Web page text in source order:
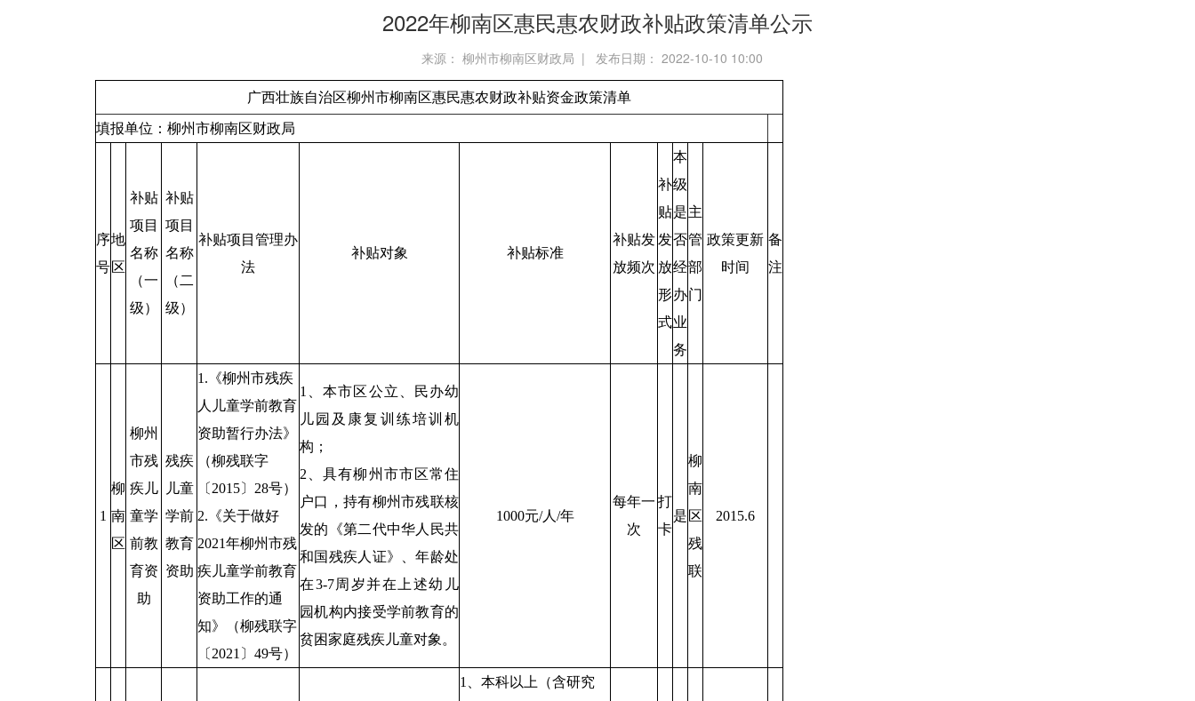
2022年柳南区惠民惠农财政补贴政策清单公示
来源： 柳州市柳南区财政局 | 发布日期： 2022-10-10 10:00
广西壮族自治区柳州市柳南区惠民惠农财政补贴资金政策清单
填报单位：柳州市柳南区财政局
序
号
地
区
补贴
项目
名称
（一
级）
补贴
项目
名称
（二
级）
补贴项目管理办
法
补贴对象 补贴标准
补贴发
放频次
补
贴
发
放
形
式
本
级
是
否
经
办
业
务
主
管
部
门
政策更新
时间
备
注
1
柳
南
区
柳州
市残
疾儿
童学
前教
育资
助
残疾
儿童
学前
教育
资助
1.《柳州市残疾
人儿童学前教育
资助暂行办法》
（柳残联字
〔2015〕28号）
2.《关于做好
2021年柳州市残
疾儿童学前教育
资助工作的通
知》（柳残联字
〔2021〕49号）
1、本市区公立、民办幼
儿园及康复训练培训机
构；
2、具有柳州市市区常住
户口，持有柳州市残联核
发的《第二代中华人民共
和国残疾人证》、年龄处
在3-7周岁并在上述幼儿
园机构内接受学前教育的
贫困家庭残疾儿童对象。
1000元/人/年
每年一
次
打
卡
是
柳
南
区
残
联
2015.6
1、本科以上（含研究